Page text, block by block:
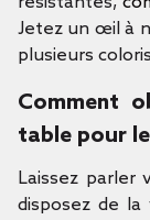
Jetez un œil à
plusieurs
Comment
table pour
Laissez parler
disposez de la